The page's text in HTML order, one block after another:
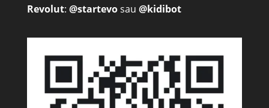
Revolut: @startevosau @kidibot